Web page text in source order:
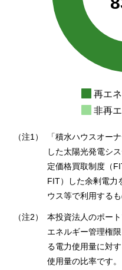
再エネ
非再
（注1）
「積水ハウスオー
した太陽光発電シ
定価格買取制度（
FIT）した余剰電力
ウス等で利用するも
（注2）
本投資法人のポー
エネルギー管理権
る電力使用量に対
使用量の比率です